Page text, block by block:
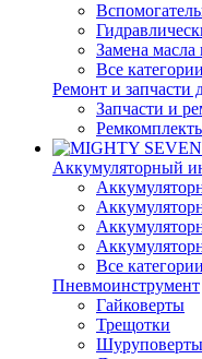
Замена масла
Все
Ремонт и запчасти
Запчасти и
Аккумуляторный
Все
Пневмоинструмент
Гайковерты
Трещотки
Шуруповерты